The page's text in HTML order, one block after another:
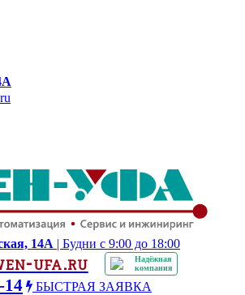
14А | Будни с 9:00 до 18:00
ufa.ru
Надёжная
компания
14
БЫСТРАЯ ЗАЯВКА